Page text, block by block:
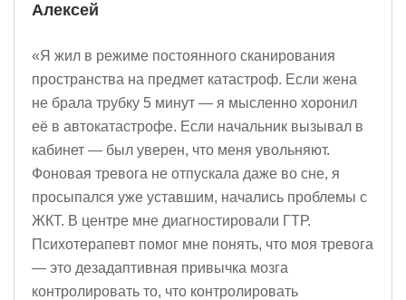
Алексей
«Я жил в режиме постоянного сканирования
пространства на предмет катастроф. Если жена
не брала трубку 5 минут — я мысленно хоронил
её в автокатастрофе. Если начальник вызывал в
кабинет — был уверен, что меня увольняют.
Фоновая тревога не отпускала даже во сне, я
просыпался уже уставшим, начались проблемы с
ЖКТ. В центре мне диагностировали ГТР.
Психотерапевт помог мне понять, что моя тревога
— это дезадаптивная привычка мозга
контролировать то, что контролировать